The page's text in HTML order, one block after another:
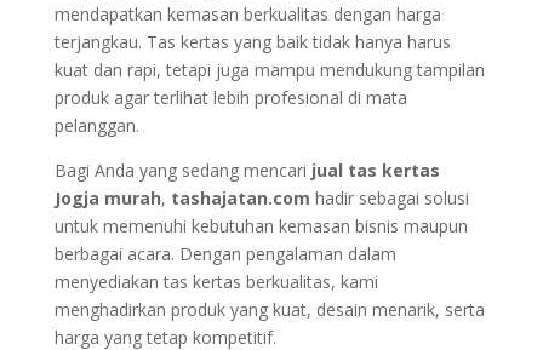
mendapatkan kemasan berkualitas dengan harga
terjangkau. Tas kertas yang baik tidak hanya harus
kuat dan rapi, tetapi juga mampu mendukung tampilan
produk agar terlihat lebih profesional di mata
pelanggan.
Bagi Anda yang sedang mencari jual tas kertas
Jogja murah, tashajatan.com hadir sebagai solusi
untuk memenuhi kebutuhan kemasan bisnis maupun
berbagai acara. Dengan pengalaman dalam
menyediakan tas kertas berkualitas, kami
menghadirkan produk yang kuat, desain menarik, serta
harga yang tetap kompetitif.